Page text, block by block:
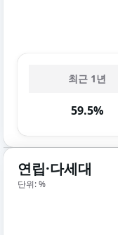
최근 1년
59.5%
연립·다세대
단위: %